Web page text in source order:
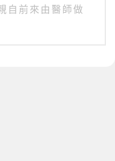
自前來由醫師做